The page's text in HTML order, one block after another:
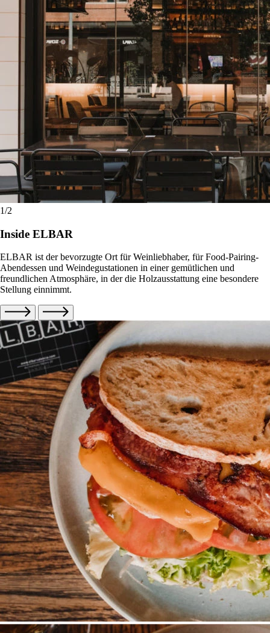
1/2
Inside ELBAR
ELBAR ist der bevorzugte Ort für Weinliebhaber, für Food-Pairing-
Abendessen und Weindegustationen in einer gemütlichen und
freundlichen Atmosphäre, in der die Holzausstattung eine besondere
Stellung einnimmt.